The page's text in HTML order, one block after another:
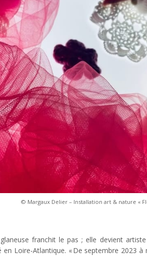
© Margaux Delier – Installation art & nature «
franchit le pas ; elle devient
en Loire-Atlantique. « De septembre 2023 à